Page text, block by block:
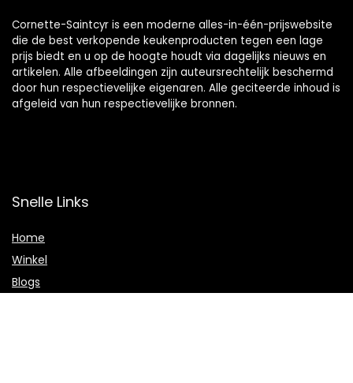
Cornette-Saintcyr is een moderne alles-in-één-prijswebsite
die de best verkopende keukenproducten tegen een lage
prijs biedt en u op de hoogte houdt via dagelijks nieuws en
artikelen. Alle afbeeldingen zijn auteursrechtelijk beschermd
door hun respectievelijke eigenaren. Alle geciteerde inhoud is
afgeleid van hun respectievelijke bronnen.
Snelle Links
Home
Winkel
Blogs